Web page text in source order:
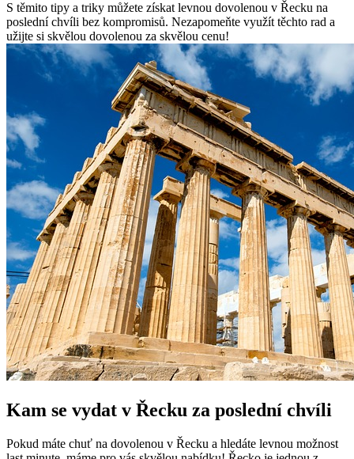
S těmito tipy a triky můžete získat levnou dovolenou v Řecku na
poslední chvíli bez kompromisů. Nezapomeňte využít těchto rad a
užijte si skvělou dovolenou za skvělou cenu!
Kam se vydat v Řecku za poslední chvíli
Pokud máte chuť na dovolenou v Řecku a hledáte levnou možnost